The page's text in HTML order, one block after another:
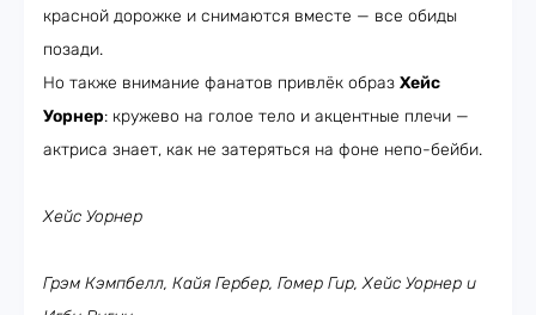
красной дорожке и снимаются вместе — все обиды
позади.
Но также внимание фанатов привлёк образ Хейс
Уорнер: кружево на голое тело и акцентные плечи —
актриса знает, как не затеряться на фоне непо-бейби.
Хейс Уорнер
Грэм Кэмпбелл, Кайя Гербер, Гомер Гир, Хейс Уорнер и